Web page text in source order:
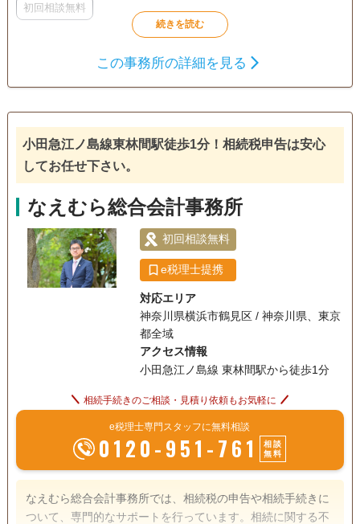
初回相談無料
この事務所の詳細を見る
小田急江ノ島線東林間駅徒歩1分！相続税申告は安心
してお任せ下さい。
なえむら総合会計事務所
初回相談無料
e税理士提携
対応エリア
神奈川県横浜市鶴見区 / 神奈川県、東京
都全域
アクセス情報
小田急江ノ島線 東林間駅から徒歩1分
相続手続きのご相談・見積り依頼もお気軽に
e税理士専門スタッフに無料相談
0120-951-761
相談
無料
なえむら総合会計事務所では、相続税の申告や相続手続きに
ついて、専門的なサポートを行っています。相続に関する不